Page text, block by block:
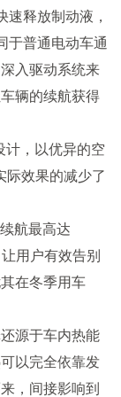
速释放制动液，
于普通电动车通
入驱动系统来
辆的续航获得
，以优异的空
际效果的减少了
航最高达
用户有效告别
在冬季用车
源于车内热能
以完全依靠发
，间接影响到